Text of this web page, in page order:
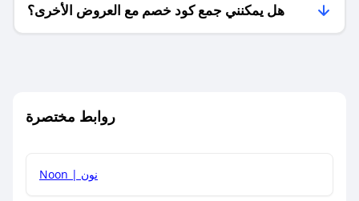
هل يمكنني جمع كود خصم مع العروض الأخرى؟
روابط مختصرة
Noon | نون